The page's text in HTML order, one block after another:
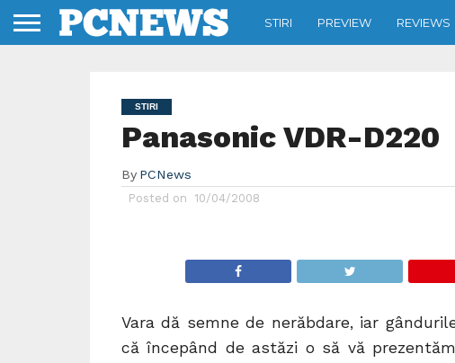
STIRI PREVIEW REVIEWS
STIRI
Panasonic VDR-D220
By PCNews
Posted on 10/04/2008
Vara dă semne de nerăbdare, iar
că începând de astăzi o să vă